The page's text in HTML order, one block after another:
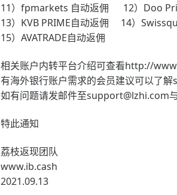
11）fpmarkets 自动返佣 12）Doo
13）KVB PRIME自动返佣 14）
15）AVATRADE自动返佣
相关账户内转平台介绍可查看http://
有海外银行账户需求的会员建议可以
如有问题请发邮件至support@lzhi.com
特此通知
荔枝返现团队
www.ib.cash
2021.09.13